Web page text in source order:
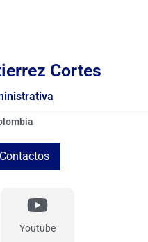
Cortes
Youtube